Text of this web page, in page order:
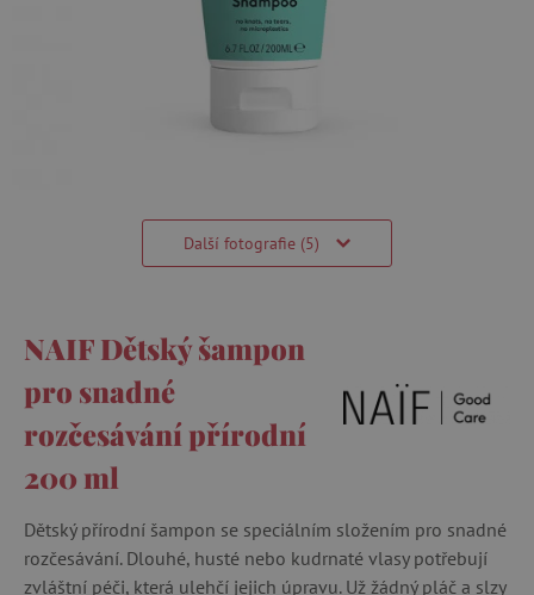
Další fotografie (5)
NAIF Dětský šampon
pro snadné
rozčesávání přírodní
200 ml
Dětský přírodní šampon se speciálním složením pro snadné
rozčesávání. Dlouhé, husté nebo kudrnaté vlasy potřebují
zvláštní péči, která ulehčí jejich úpravu. Už žádný pláč a slzy